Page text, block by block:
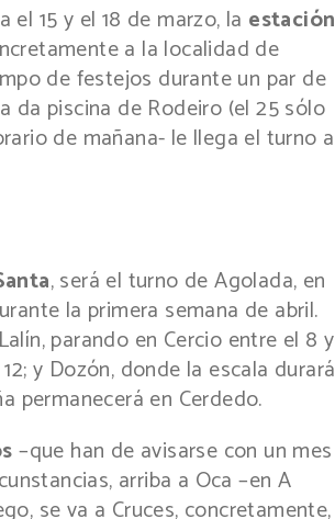
15 y el 18 de marzo, la estación
a la localidad de
de festejos durante un par de
da piscina de Rodeiro (el 25 sólo
de mañana- le llega el turno a
, será el turno de Agolada, en
la primera semana de abril.
parando en Cercio entre el 8 y
y Dozón, donde la escala durará
permanecerá en Cerdedo.
–que han de avisarse con un mes
arriba a Oca –en A
se va a Cruces, concretamente,